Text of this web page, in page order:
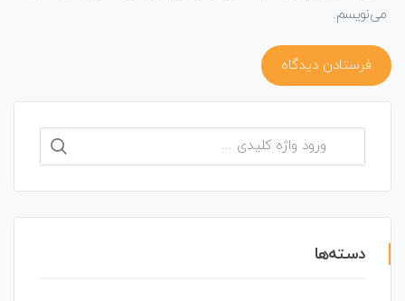
می‌نویسم.
برای:
دسته‌ها